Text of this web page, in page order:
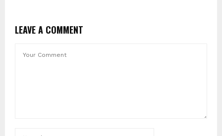
LEAVE A COMMENT